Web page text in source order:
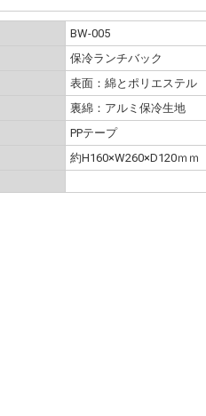
BW-005
保冷ランチバック
表面：綿とポリエステル
裏綿：アルミ保冷生地
PPテープ
約H160×W260×D120ｍｍ